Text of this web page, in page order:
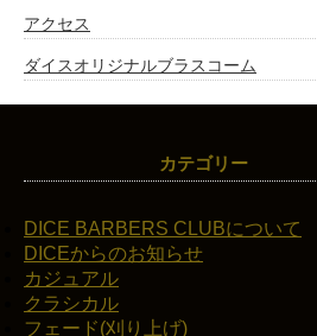
アクセス
ダイスオリジナルブラスコーム
カテゴリー
DICE BARBERS CLUBについて
DICEからのお知らせ
カジュアル
クラシカル
フェード(刈り上げ)